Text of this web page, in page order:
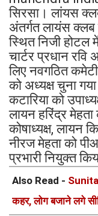
सिरसा। लांयस
अंतर्गत लायंस क्लब
स्थित निजी होटल
चार्टर प्रधान रवि
लिए नवगठित
को अध्यक्ष चुना
कटारिया को
लायन हरिंद्र
कोषाध्यक्ष, लायन
नीरज मेहता को
प्रभारी नियुक्त
Also Read - Sunita
कहर, लोग बजाने लगे